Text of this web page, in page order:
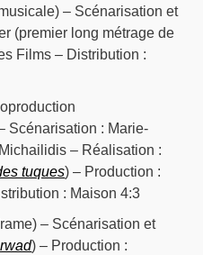
– Scénarisation et
(premier long métrage de
Films – Distribution :
Scénarisation : Marie-
– Réalisation :
tuques) – Production :
: Maison 4:3
– Scénarisation et
) – Production :